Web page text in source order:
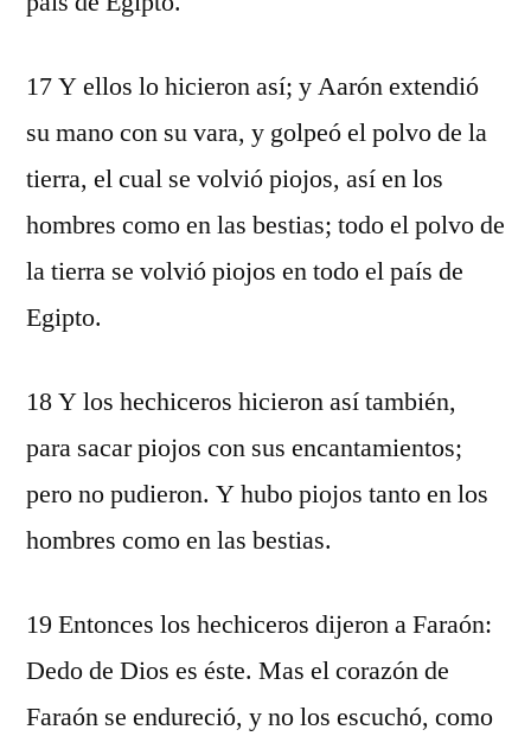
17 Y ellos lo hicieron así; y Aarón extendió
su mano con su vara, y golpeó el polvo de la
tierra, el cual se volvió piojos, así en los
hombres como en las bestias; todo el polvo de
la tierra se volvió piojos en todo el país de
Egipto.
18 Y los hechiceros hicieron así también,
para sacar piojos con sus encantamientos;
pero no pudieron. Y hubo piojos tanto en los
hombres como en las bestias.
19 Entonces los hechiceros dijeron a Faraón:
Dedo de Dios es éste. Mas el corazón de
Faraón se endureció, y no los escuchó, como